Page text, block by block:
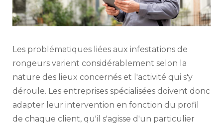
Les problématiques liées aux infestations de
rongeurs varient considérablement selon la
nature des lieux concernés et l'activité qui s'y
déroule. Les entreprises spécialisées doivent donc
adapter leur intervention en fonction du profil
de chaque client, qu'il s'agisse d'un particulier